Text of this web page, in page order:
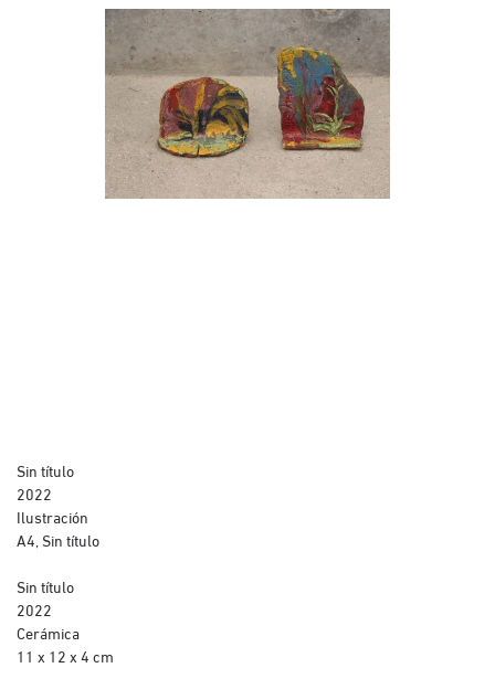
Sin título
2022
Ilustración
A4, Sin título
Sin título
2022
Cerámica
11 x 12 x 4 cm